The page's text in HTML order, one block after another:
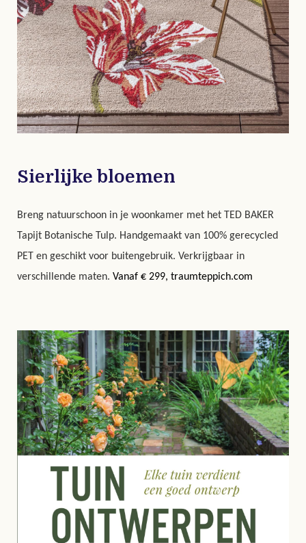
Sierlijke bloemen
Breng natuurschoon in je woonkamer met het TED BAKER
Tapijt Botanische Tulp. Handgemaakt van 100% gerecycled
PET en geschikt voor buitengebruik. Verkrijgbaar in
verschillende maten. Vanaf € 299, traumteppich.com